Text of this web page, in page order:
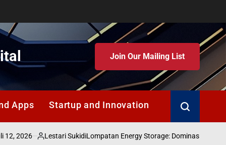
Join Our Mailing List
Apps Startup and Innovation Search
Posted
Lestari SukidiLompatan Energy Storage: Dominasi Baterai China